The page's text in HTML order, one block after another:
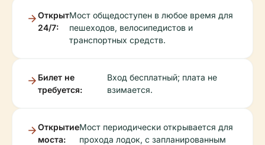
Открыт
24/7:
Мост общедоступен в любое время для
пешеходов, велосипедистов и
транспортных средств.
Билет не
требуется:
Вход бесплатный; плата не
взимается.
Открытие
моста:
Мост периодически открывается для
прохода лодок, с запланированным